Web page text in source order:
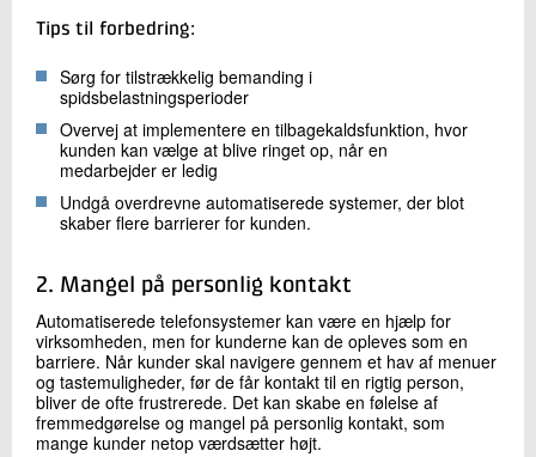
Tips til forbedring:
Sørg for tilstrækkelig bemanding i
spidsbelastningsperioder
Overvej at implementere en tilbagekaldsfunktion, hvor
kunden kan vælge at blive ringet op, når en
medarbejder er ledig
Undgå overdrevne automatiserede systemer, der blot
skaber flere barrierer for kunden.
2. Mangel på personlig kontakt
Automatiserede telefonsystemer kan være en hjælp for
virksomheden, men for kunderne kan de opleves som en
barriere. Når kunder skal navigere gennem et hav af menuer
og tastemuligheder, før de får kontakt til en rigtig person,
bliver de ofte frustrerede. Det kan skabe en følelse af
fremmedgørelse og mangel på personlig kontakt, som
mange kunder netop værdsætter højt.